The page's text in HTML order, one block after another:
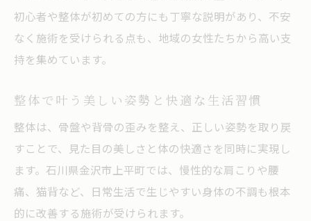
初心者や整体が初めての方にも丁寧な説明があり、不安
なく施術を受けられる点も、地域の女性たちから高い支
持を集めています。
整体で叶う美しい姿勢と快適な生活習慣
整体は、骨盤や背骨の歪みを整え、正しい姿勢を取り戻
すことで、見た目の美しさと体の快適さを同時に実現し
ます。石川県金沢市上平町では、慢性的な肩こりや腰
痛、猫背など、日常生活で生じやすい身体の不調も根本
的に改善する施術が受けられます。